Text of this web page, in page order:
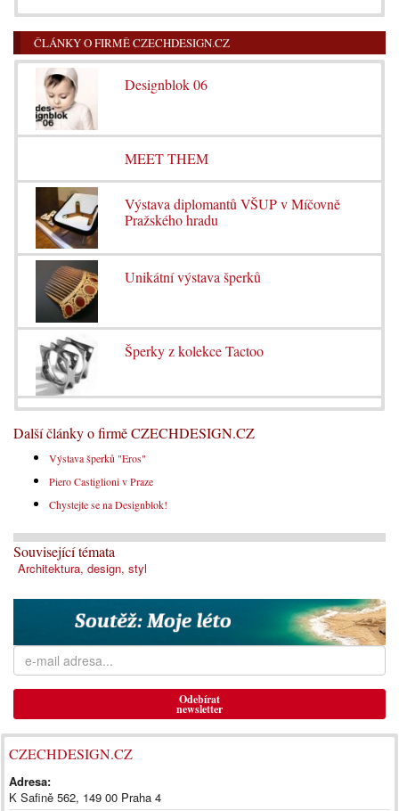
ČLÁNKY O FIRMĚ CZECHDESIGN.CZ
Designblok 06
MEET THEM
Výstava diplomantů VŠUP v Míčovně
Pražského hradu
Unikátní výstava šperků
Šperky z kolekce Tactoo
Další články o firmě CZECHDESIGN.CZ
Výstava šperků "Eros"
Piero Castiglioni v Praze
Chystejte se na Designblok!
Související témata
Architektura, design, styl
Odebírat
newsletter
CZECHDESIGN.CZ
Adresa:
K Safině 562, 149 00 Praha 4